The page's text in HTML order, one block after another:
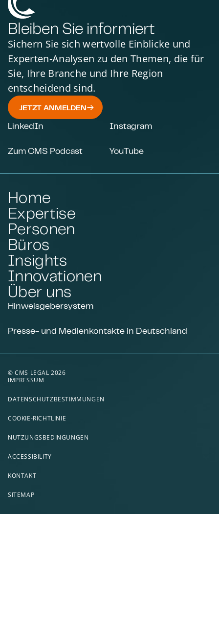
Bleiben Sie informiert
Sichern Sie sich wertvolle Einblicke und
Experten-Analysen zu den Themen, die für
Sie, Ihre Branche und Ihre Region
entscheidend sind.
JETZT ANMELDEN
LinkedIn Instagram
Zum CMS Podcast YouTube
Home
Expertise
Personen
Büros
Insights
Innovationen
Über uns
Hinweisgebersystem
Presse- und Medienkontakte in Deutschland
© CMS LEGAL 2026
IMPRESSUM
DATENSCHUTZBESTIMMUNGEN
COOKIE-RICHTLINIE
NUTZUNGSBEDINGUNGEN
ACCESSIBILITY
KONTAKT
SITEMAP